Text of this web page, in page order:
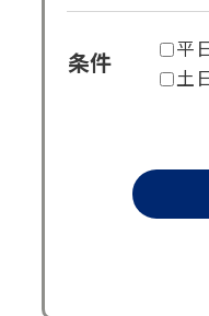
条件
平
土